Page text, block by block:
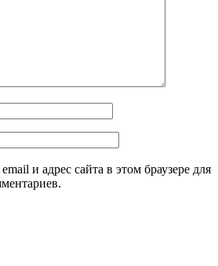
и адрес сайта в этом браузере для